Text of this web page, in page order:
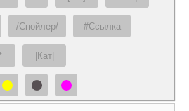
/Спойлер/ #Ссылка
|Кат|